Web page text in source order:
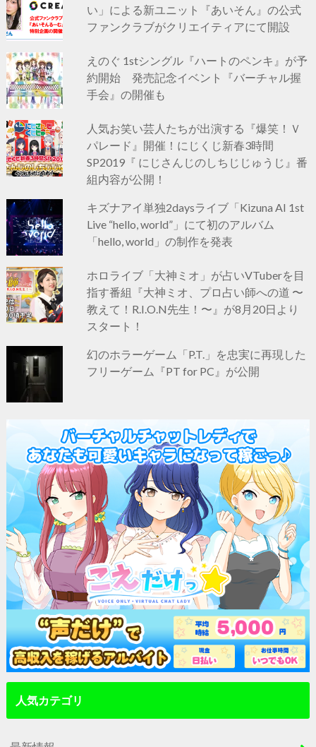
い」による新ユニット『あいそん』の公式
ファンクラブがクリエイティアにて開設
えのぐ 1stシングル『ハートのペンキ』が予
約開始 発売記念イベント『バーチャル握
手会』の開催も
人気お笑い芸人たちが出演する『爆笑！Ｖ
パレード』開催！にじくじ新春3時間
SP2019『 にじさんじのしちじじゅうじ』番
組内容が公開！
キズナアイ単独2daysライブ「Kizuna AI 1st
Live “hello, world”」にて初のアルバム
「hello, world」の制作を発表
ホロライブ「大神ミオ」が占いVTuberを目
指す番組『大神ミオ、プロ占い師への道 〜
教えて！R.I.O.N先生！〜』が8月20日より
スタート！
幻のホラーゲーム「P.T.」を忠実に再現した
フリーゲーム『PT for PC』が公開
人気カテゴリ